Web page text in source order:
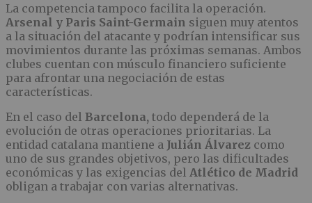
La competencia tampoco facilita la operación.
Arsenal y Paris Saint-Germain siguen muy atentos
a la situación del atacante y podrían intensificar sus
movimientos durante las próximas semanas. Ambos
clubes cuentan con músculo financiero suficiente
para afrontar una negociación de estas
características.
En el caso del Barcelona, todo dependerá de la
evolución de otras operaciones prioritarias. La
entidad catalana mantiene a Julián Álvarez como
uno de sus grandes objetivos, pero las dificultades
económicas y las exigencias del Atlético de Madrid
obligan a trabajar con varias alternativas.